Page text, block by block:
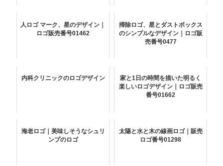
人ロゴ マーク、星のデザイン｜
ロゴ販売番号01462
掃除ロゴ、星とダストボックス
のシンプルなデザイン｜ロゴ販
売番号0477
内科クリニックのロゴデザイン
家と1日の時間を描いた明るく
楽しいロゴデザイン｜ロゴ販売
番号01662
海老ロゴ｜美味しそうなシュリ
ンプのロゴ
太陽と水と木の線画ロゴ｜販売
ロゴ番号01298